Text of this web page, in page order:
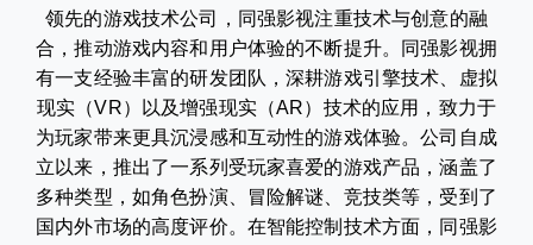
领先的游戏技术公司，同强影视注重技术与创意的融
合，推动游戏内容和用户体验的不断提升。同强影视拥
有一支经验丰富的研发团队，深耕游戏引擎技术、虚拟
现实（VR）以及增强现实（AR）技术的应用，致力于
为玩家带来更具沉浸感和互动性的游戏体验。公司自成
立以来，推出了一系列受玩家喜爱的游戏产品，涵盖了
多种类型，如角色扮演、冒险解谜、竞技类等，受到了
国内外市场的高度评价。在智能控制技术方面，同强影